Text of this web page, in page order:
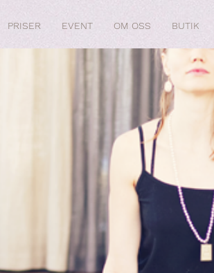
PRISER EVENT OM OSS BUTIK